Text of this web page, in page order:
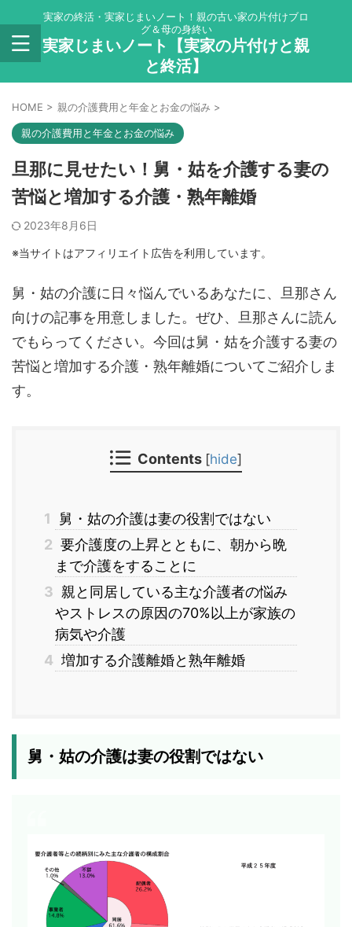
実家の終活・実家じまいノート！親の古い家の片付けブロ
グ＆母の身終い
実家じまいノート【実家の片付けと親
と終活】
HOME > 親の介護費用と年金とお金の悩み >
親の介護費用と年金とお金の悩み
旦那に見せたい！舅・姑を介護する妻の
苦悩と増加する介護・熟年離婚
2023年8月6日
※当サイトはアフィリエイト広告を利用しています。
舅・姑の介護に日々悩んでいるあなたに、旦那さん
向けの記事を用意しました。ぜひ、旦那さんに読ん
でもらってください。今回は舅・姑を介護する妻の
苦悩と増加する介護・熟年離婚についてご紹介しま
す。
Contents [hide]
1
舅・姑の介護は妻の役割ではない
2 要介護度の上昇とともに、朝から晩
まで介護をすることに
3 親と同居している主な介護者の悩み
やストレスの原因の70%以上が家族の
病気や介護
4 増加する介護離婚と熟年離婚
舅・姑の介護は妻の役割ではない